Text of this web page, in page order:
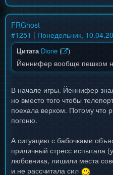
FRGhost
#1251 | Понедельник,
Цитата Dione ( )
Йеннифер вообще пешком
В начале игры. Йеннифер
но вместо того чтобы
поехала верхом. Потому что
погоню.
А ситуацию с бабочками
приличный стресс испытала
любовника, лишили места
и не рассчитала сил